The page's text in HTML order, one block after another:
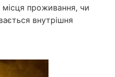
проживання, чи
внутрішня